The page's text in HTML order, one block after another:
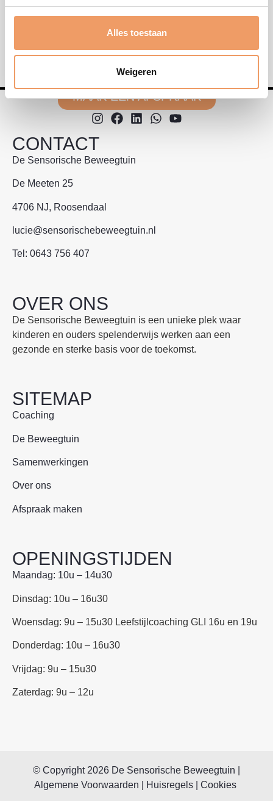
Alles toestaan
Weigeren
MAAK EEN AFSPRAAK
CONTACT
De Sensorische Beweegtuin
De Meeten 25
4706 NJ, Roosendaal
lucie@sensorischebeweegtuin.nl
Tel: 0643 756 407
OVER ONS
De Sensorische Beweegtuin is een unieke plek waar
kinderen en ouders spelenderwijs werken aan een
gezonde en sterke basis voor de toekomst.
SITEMAP
Coaching
De Beweegtuin
Samenwerkingen
Over ons
Afspraak maken
OPENINGSTIJDEN
Maandag: 10u – 14u30
Dinsdag: 10u – 16u30
Woensdag: 9u – 15u30 Leefstijlcoaching GLI 16u en 19u
Donderdag: 10u – 16u30
Vrijdag: 9u – 15u30
Zaterdag: 9u – 12u
© Copyright2026 De Sensorische Beweegtuin |
Algemene Voorwaarden
Huisregels Cookies